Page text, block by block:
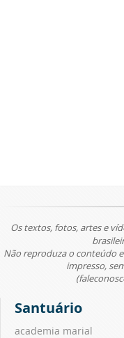
Os textos, fotos, artes e
Não reproduza o conteúdo
impresso,
Santuário
academia marial